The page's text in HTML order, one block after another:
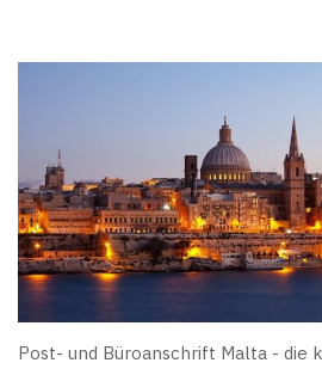
Post- und Büroanschrift Malta - die